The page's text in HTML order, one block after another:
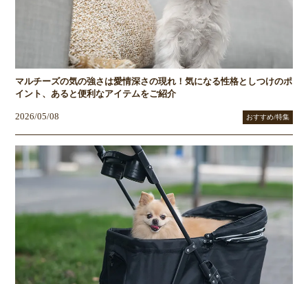
マルチーズの気の強さは愛情深さの現れ！気になる性格としつけのポ
イント、あると便利なアイテムをご紹介
2026/05/08 おすすめ/特集